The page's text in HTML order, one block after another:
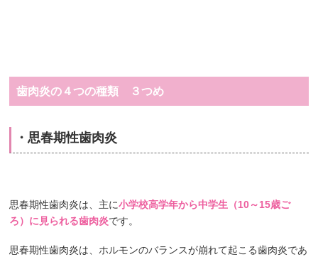
歯肉炎の４つの種類 ３つめ
・思春期性歯肉炎
思春期性歯肉炎は、主に小学校高学年から中学生（10～15歳ご
ろ）に見られる歯肉炎です。
思春期性歯肉炎は、ホルモンのバランスが崩れて起こる歯肉炎であ